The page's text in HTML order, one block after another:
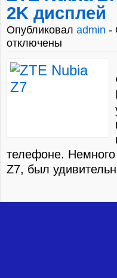
2K дисплей
Опубликовал admin -
отключены
телефоне.
Z7, был